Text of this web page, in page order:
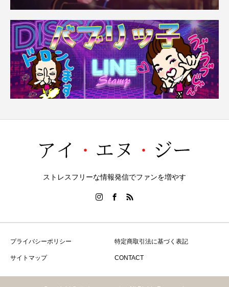
ストレスフリーな情報発信でファンを増やす
プライバシーポリシー 特定商取引法に基づく表記
サイトマップ CONTACT